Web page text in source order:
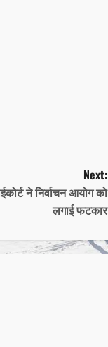
Next:
ने निर्वाचन आयोग को
लगाई फटकार